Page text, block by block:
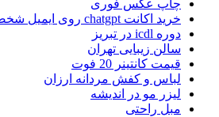
چاپ عکس فوری
خرید اکانت chatgpt روی ایمیل شخصی
دوره icdl در تبریز
سالن زیبایی تهران
قیمت کانتینر 20 فوت
لباس و کفش مردانه ارزان
لیزر مو در اندیشه
مبل راحتی